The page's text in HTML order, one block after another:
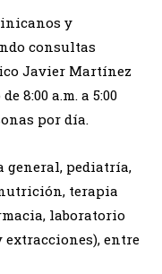
y
consultas
Javier Martínez
8:00 a.m. a 5:00
por día.
pediatría,
terapia
laboratorio
entre